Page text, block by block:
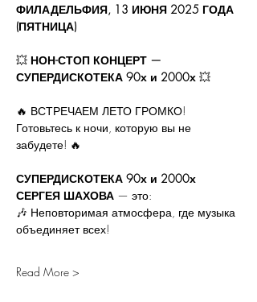
ФИЛАДЕЛЬФИЯ, 13 ИЮНЯ 2025 ГОДА
(ПЯТНИЦА)
💥 НОН-СТОП КОНЦЕРТ —
СУПЕРДИСКОТЕКА 90х и 2000х 💥
🔥 ВСТРЕЧАЕМ ЛЕТО ГРОМКО!
Готовьтесь к ночи, которую вы не
забудете! 🔥
СУПЕРДИСКОТЕКА 90х и 2000х
СЕРГЕЯ ШАХОВА — это:
🎶 Неповторимая атмосфера, где музыка
объединяет всех!
Read More >